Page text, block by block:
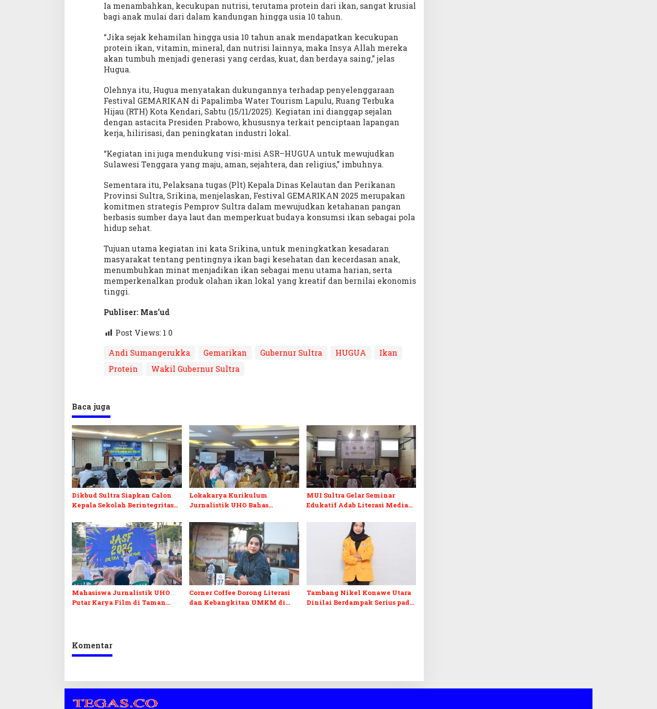
Ia menambahkan, kecukupan nutrisi, terutama protein dari ikan, sangat krusial
bagi anak mulai dari dalam kandungan hingga usia 10 tahun.
“Jika sejak kehamilan hingga usia 10 tahun anak mendapatkan kecukupan
protein ikan, vitamin, mineral, dan nutrisi lainnya, maka Insya Allah mereka
akan tumbuh menjadi generasi yang cerdas, kuat, dan berdaya saing,” jelas
Hugua.
Olehnya itu, Hugua menyatakan dukungannya terhadap penyelenggaraan
Festival GEMARIKAN di Papalimba Water Tourism Lapulu, Ruang Terbuka
Hijau (RTH) Kota Kendari, Sabtu (15/11/2025). Kegiatan ini dianggap sejalan
dengan astacita Presiden Prabowo, khususnya terkait penciptaan lapangan
kerja, hilirisasi, dan peningkatan industri lokal.
“Kegiatan ini juga mendukung visi-misi ASR–HUGUA untuk mewujudkan
Sulawesi Tenggara yang maju, aman, sejahtera, dan religius,” imbuhnya.
Sementara itu, Pelaksana tugas (Plt) Kepala Dinas Kelautan dan Perikanan
Provinsi Sultra, Srikina, menjelaskan, Festival GEMARIKAN 2025 merupakan
komitmen strategis Pemprov Sultra dalam mewujudkan ketahanan pangan
berbasis sumber daya laut dan memperkuat budaya konsumsi ikan sebagai pola
hidup sehat.
Tujuan utama kegiatan ini kata Srikina, untuk meningkatkan kesadaran
masyarakat tentang pentingnya ikan bagi kesehatan dan kecerdasan anak,
menumbuhkan minat menjadikan ikan sebagai menu utama harian, serta
memperkenalkan produk olahan ikan lokal yang kreatif dan bernilai ekonomis
tinggi.
Publiser: Mas’ud
Post Views: 1 0
Andi Sumangerukka
Gemarikan Gubernur Sultra HUGUA
Ikan
Protein
Wakil Gubernur Sultra
Baca juga
Dikbud Sultra Siapkan Calon
Kepala Sekolah Berintegritas
Lokakarya Kurikulum
Jurnalistik UHO Bahas
AI
MUI Sultra Gelar Seminar
Edukatif Adab Literasi Media
Mahasiswa Jurnalistik UHO
Putar Karya Film di Taman
Corner Coffee Dorong Literasi
dan Kebangkitan UMKM di
Tambang Nikel Konawe Utara
Dinilai Berdampak Serius pada
Komentar